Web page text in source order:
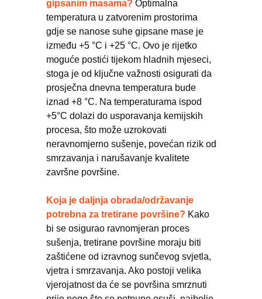
gipsanim masama? Optimalna
temperatura u zatvorenim prostorima
gdje se nanose suhe gipsane mase je
između +5 °C i +25 °C. Ovo je rijetko
moguće postići tijekom hladnih mjeseci,
stoga je od ključne važnosti osigurati da
prosječna dnevna temperatura bude
iznad +8 °C. Na temperaturama ispod
+5°C dolazi do usporavanja kemijskih
procesa, što može uzrokovati
neravnomjerno sušenje, povećan rizik od
smrzavanja i narušavanje kvalitete
završne površine.
Koja je daljnja obrada/održavanje
potrebna za tretirane površine? Kako
bi se osigurao ravnomjeran proces
sušenja, tretirane površine moraju biti
zaštićene od izravnog sunčevog svjetla,
vjetra i smrzavanja. Ako postoji velika
vjerojatnost da će se površina smrznuti